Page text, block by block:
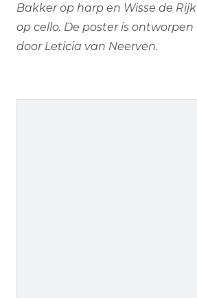
Bakker op harp en Wisse de Rijk
op cello. De poster is ontworpen
door Leticia van Neerven.